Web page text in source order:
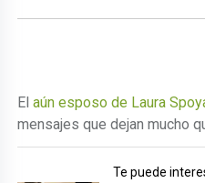
Elaún esposo de Laura
mensajes que dejan mucho
Te puede